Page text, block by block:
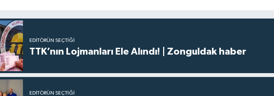
EDITÖRÜN SEÇTIĞI
TTK’nın Lojmanları Ele Alındı! | Zonguldak haber
EDITÖRÜN SEÇTIĞI